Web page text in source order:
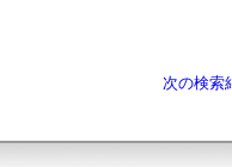
次の検索